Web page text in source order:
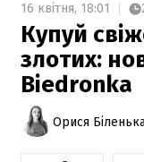
16 квітня, 18:01
Купуй
злотих:
Biedronka
Орися